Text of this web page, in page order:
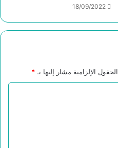
18/09/2022
الحقول الإلزامية مشار إليها بـ *